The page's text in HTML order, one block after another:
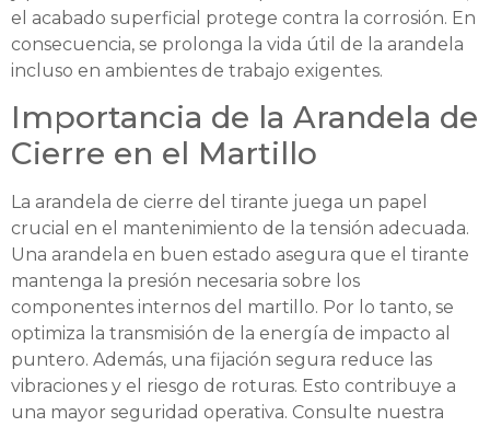
el acabado superficial protege contra la corrosión. En
consecuencia, se prolonga la vida útil de la arandela
incluso en ambientes de trabajo exigentes.
Importancia de la Arandela de
Cierre en el Martillo
La arandela de cierre del tirante juega un papel
crucial en el mantenimiento de la tensión adecuada.
Una arandela en buen estado asegura que el tirante
mantenga la presión necesaria sobre los
componentes internos del martillo. Por lo tanto, se
optimiza la transmisión de la energía de impacto al
puntero. Además, una fijación segura reduce las
vibraciones y el riesgo de roturas. Esto contribuye a
una mayor seguridad operativa. Consulte nuestra